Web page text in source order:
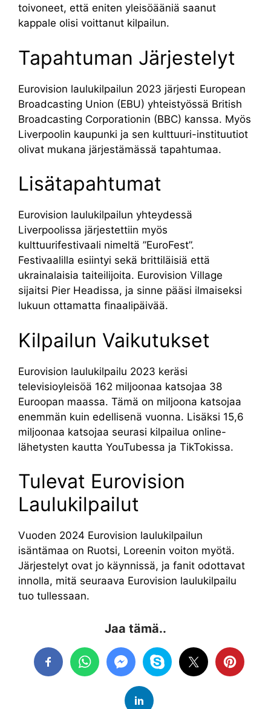
toivoneet, että eniten yleisöääniä saanut
kappale olisi voittanut kilpailun.
Tapahtuman Järjestelyt
Eurovision laulukilpailun 2023 järjesti European
Broadcasting Union (EBU) yhteistyössä British
Broadcasting Corporationin (BBC) kanssa. Myös
Liverpoolin kaupunki ja sen kulttuuri-instituutiot
olivat mukana järjestämässä tapahtumaa.
Lisätapahtumat
Eurovision laulukilpailun yhteydessä
Liverpoolissa järjestettiin myös
kulttuurifestivaali nimeltä ”EuroFest”.
Festivaalilla esiintyi sekä brittiläisiä että
ukrainalaisia taiteilijoita. Eurovision Village
sijaitsi Pier Headissa, ja sinne pääsi ilmaiseksi
lukuun ottamatta finaalipäivää.
Kilpailun Vaikutukset
Eurovision laulukilpailu 2023 keräsi
televisioyleisöä 162 miljoonaa katsojaa 38
Euroopan maassa. Tämä on miljoona katsojaa
enemmän kuin edellisenä vuonna. Lisäksi 15,6
miljoonaa katsojaa seurasi kilpailua online-
lähetysten kautta YouTubessa ja TikTokissa.
Tulevat Eurovision
Laulukilpailut
Vuoden 2024 Eurovision laulukilpailun
isäntämaa on Ruotsi, Loreenin voiton myötä.
Järjestelyt ovat jo käynnissä, ja fanit odottavat
innolla, mitä seuraava Eurovision laulukilpailu
tuo tullessaan.
Jaa tämä..